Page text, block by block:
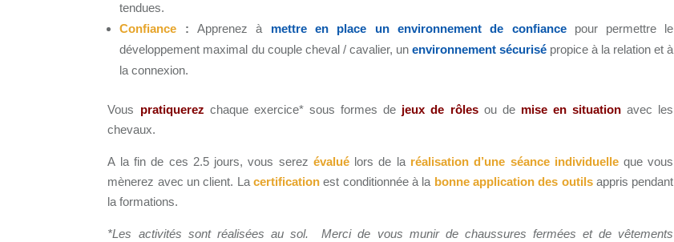
tendues.
Confiance : Apprenez à mettre en place un environnement de confiancepour permettre le
développement maximal du couple cheval / cavalier, un environnement sécurisé propice à la relation et à
la connexion.
Vous pratiquerez chaque exercice* sous formes de jeux de rôlesou de mise en situation avec les
chevaux.
A la fin de ces 2.5 jours, vous serez évaluélors de la réalisation d’une séance individuelleque vous
mènerez avec un client. Lacertificationest conditionnée à la bonne application des outilsappris pendant
la formations.
*Les activités sont réalisées au sol. Merci de vous munir de chaussures fermées et de vêtements